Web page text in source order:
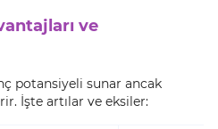
ve
potansiyeli sunar ancak
İşte artılar ve eksiler: